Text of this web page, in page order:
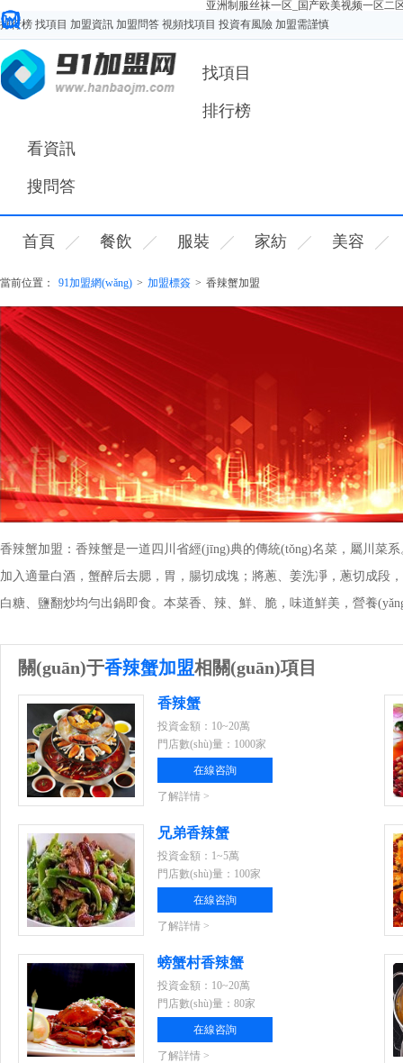
亚洲制服丝袜一区_国产欧美视频一区二
排行榜 找項目 加盟資訊 加盟問答 視頻找項目 投資有風險 加盟需謹慎
您好，歡迎來91加盟網(wǎng)！
找項目
排行榜
看資訊
搜問答
首頁 餐飲 服裝 家紡 美容
當前位置： 91加盟網(wǎng) > 加盟標簽 > 香辣蟹加盟
香辣蟹加盟：香辣蟹是一道四川省經(jīng)典的傳統(tǒng)名菜，屬川菜
加入適量白酒，蟹醉后去腮，胃，腸切成塊；將蔥、姜洗凈，蔥切成段
白糖、鹽翻炒均勻出鍋即食。本菜香、辣、鮮、脆，味道鮮美，營養
關(guān)于香辣蟹加盟相關(guān)項目
香辣蟹
投資金額：10~20萬
門店數(shù)量：1000家
在線咨詢
了解詳情 >
兄弟香辣蟹
投資金額：1~5萬
門店數(shù)量：100家
在線咨詢
了解詳情 >
螃蟹村香辣蟹
投資金額：10~20萬
門店數(shù)量：80家
在線咨詢
了解詳情 >